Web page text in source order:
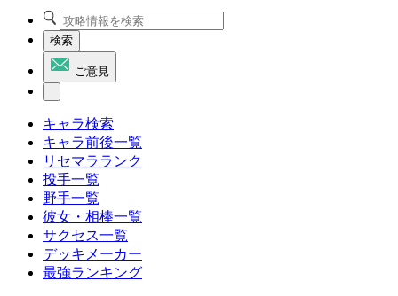
検索
ご意見
キャラ検索
キャラ前後一覧
リセマラランク
投手一覧
野手一覧
彼女・相棒一覧
サクセス一覧
デッキメーカー
最強ランキング